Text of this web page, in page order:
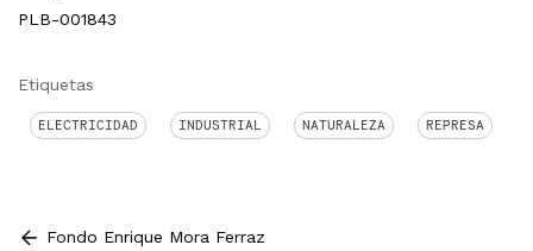
PLB-001843
Etiquetas
ELECTRICIDAD INDUSTRIAL NATURALEZA REPRESA
Fondo Enrique Mora Ferraz